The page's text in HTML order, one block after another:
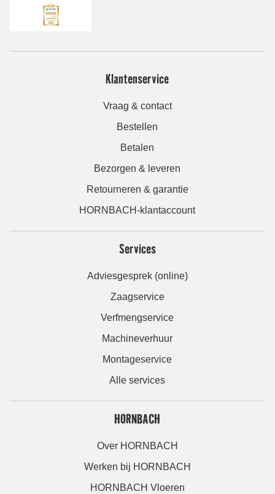
Klantenservice
Vraag & contact
Bestellen
Betalen
Bezorgen & leveren
Retourneren & garantie
HORNBACH-klantaccount
Services
Adviesgesprek (online)
Zaagservice
Verfmengservice
Machineverhuur
Montageservice
Alle services
HORNBACH
Over HORNBACH
Werken bij HORNBACH
HORNBACH Vloeren